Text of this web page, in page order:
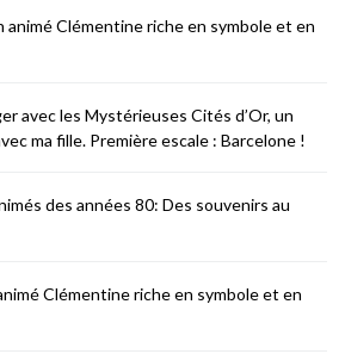
animé Clémentine riche en symbole et en
avec les Mystérieuses Cités d’Or, un
ma fille. Première escale : Barcelone !
des années 80: Des souvenirs au
Clémentine riche en symbole et en